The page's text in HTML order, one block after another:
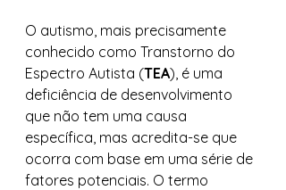
O autismo, mais precisamente
conhecido como Transtorno do
Espectro Autista (TEA), é uma
deficiência de desenvolvimento
que não tem uma causa
específica, mas acredita-se que
ocorra com base em uma série de
fatores potenciais. O termo